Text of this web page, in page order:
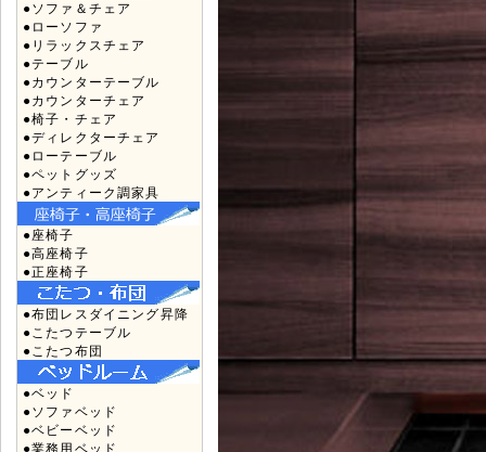
●ソファ＆チェア
●ローソファ
●リラックスチェア
●テーブル
●カウンターテーブル
●カウンターチェア
●椅子・チェア
●ディレクターチェア
●ローテーブル
●ペットグッズ
●アンティーク調家具
●座椅子
●高座椅子
●正座椅子
●布団レスダイニング昇降
●こたつテーブル
●こたつ布団
●ベッド
●ソファベッド
●ベビーベッド
●業務用ベッド